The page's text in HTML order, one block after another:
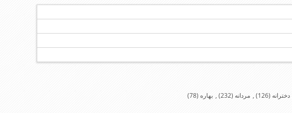
دخترانه (126)
, مردانه (232)
, بهاره (78)